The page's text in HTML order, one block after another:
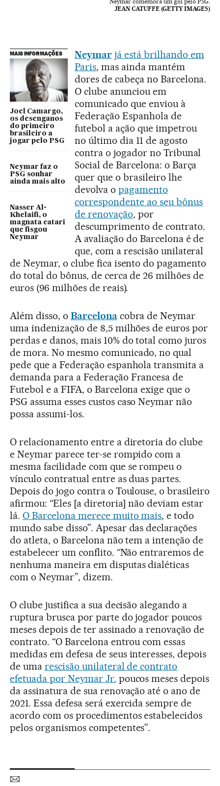
JEAN CATUFFE (GETTY IMAGES)
MAIS INFORMAÇÕES
Joel Camargo,
os desenganos
do primeiro
brasileiro a
jogar pelo PSG
Neymar faz o
PSG sonhar
ainda mais alto
Nasser Al-
Khelaifi, o
magnata catari
que fisgou
Neymar
Neymar já está brilhando em
Paris, mas ainda mantém
dores de cabeça no Barcelona.
O clube anunciou em
comunicado que enviou à
Federação Espanhola de
futebol a ação que impetrou
no último dia 11 de agosto
contra o jogador no Tribunal
Social de Barcelona: o Barça
quer que o brasileiro lhe
devolva o pagamento
correspondente ao seu bônus
de renovação, por
descumprimento de contrato.
A avaliação do Barcelona é de
que, com a rescisão unilateral
de Neymar, o clube fica isento do pagamento
do total do bônus, de cerca de 26 milhões de
euros (96 milhões de reais).
Além disso, o Barcelona cobra de Neymar
uma indenização de 8,5 milhões de euros por
perdas e danos, mais 10% do total como juros
de mora. No mesmo comunicado, no qual
pede que a Federação espanhola transmita a
demanda para a Federação Francesa de
Futebol e a FIFA, o Barcelona exige que o
PSG assuma esses custos caso Neymar não
possa assumi-los.
O relacionamento entre a diretoria do clube
e Neymar parece ter-se rompido com a
mesma facilidade com que se rompeu o
vínculo contratual entre as duas partes.
Depois do jogo contra o Toulouse, o brasileiro
afirmou: “Eles [a diretoria] não deviam estar
lá. O Barcelona merece muito mais, e todo
mundo sabe disso”. Apesar das declarações
do atleta, o Barcelona não tem a intenção de
estabelecer um conflito. “Não entraremos de
nenhuma maneira em disputas dialéticas
com o Neymar”, dizem.
O clube justifica a sua decisão alegando a
ruptura brusca por parte do jogador poucos
meses depois de ter assinado a renovação de
contrato. “O Barcelona entrou com essas
medidas em defesa de seus interesses, depois
de uma rescisão unilateral de contrato
efetuada por Neymar Jr. poucos meses depois
da assinatura de sua renovação até o ano de
2021. Essa defesa será exercida sempre de
acordo com os procedimentos estabelecidos
pelos organismos competentes”.